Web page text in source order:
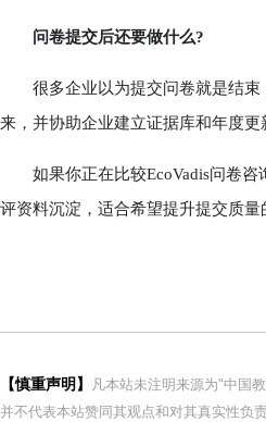
问卷提交后还要做什么?
很多企业以为提交问卷就是结束
来，并协助企业建立证据库和年度
如果你正在比较EcoVadis问卷咨
评资料沉淀，适合希望提升提交质量
【慎重声明】
凡本站未注明来源为"中国
并不代表本站赞同其观点和对其真实性负